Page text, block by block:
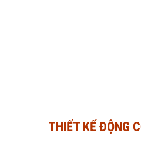
THIẾT KẾ ĐỘNG